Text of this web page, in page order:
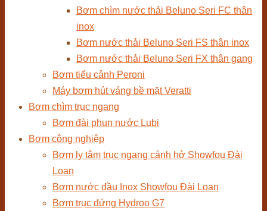
Bơm chìm nước thải Beluno Seri FC thân
inox
Bơm nước thải Beluno Seri FS thân inox
Bơm nước thải Beluno Seri FX thân gang
Bơm tiểu cảnh Peroni
Máy bơm hút váng bề mặt Veratti
Bơm chìm trục ngang
Bơm đài phun nước Lubi
Bơm công nghiệp
Bơm ly tâm trục ngang cánh hở Showfou Đài
Loan
Bơm nước đầu Inox Showfou Đài Loan
Bơm trục đứng Hydroo G7